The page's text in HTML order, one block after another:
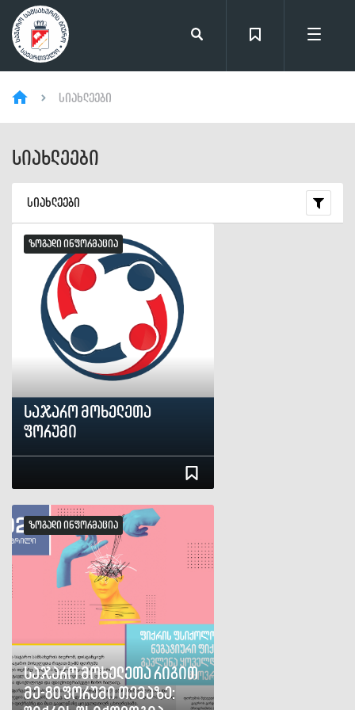
სიახლეები
სიახლეები
სიახლეები
ზოგადი ინფორმაცია
საჯარო მოხელეთა
ფორუმი
ზოგადი ინფორმაცია
საჯარო მოხელეთა რიგით
მე-80 ფორუმი თემაზე: